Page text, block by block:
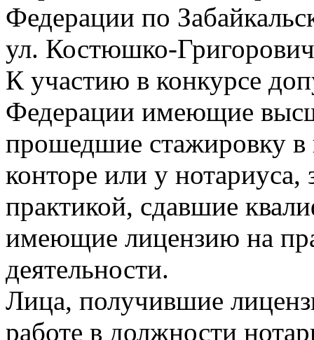
Федерации по
ул. Костюшко-
К участию в конкурсе
Федерации имеющие
прошедшие стажировку в
конторе или у
практикой, сдавшие
имеющие лицензию на
деятельности.
Лица, получившие
работе в должности